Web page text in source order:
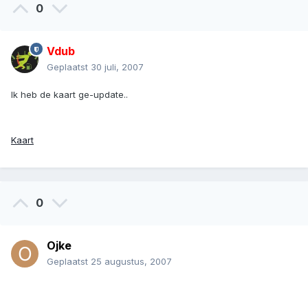
0
Vdub
Geplaatst 30 juli, 2007
Ik heb de kaart ge-update..
Kaart
0
Ojke
Geplaatst 25 augustus, 2007